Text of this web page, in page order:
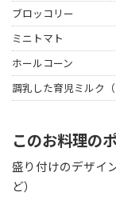
ブロッコリー
ミニトマト
ホールコーン
調乳した育児ミルク
このお料理の
盛り付けのデザイ
ど）